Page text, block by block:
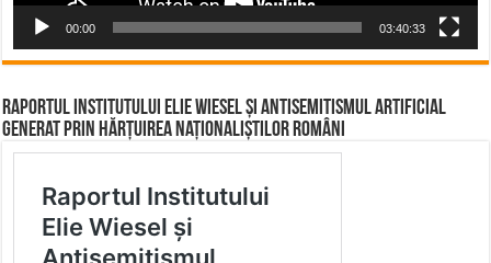
00:00 03:40:33
Raportul Institutului Elie Wiesel și Antisemitismul Artificial
Generat prin Hărțuirea Naționaliștilor Români